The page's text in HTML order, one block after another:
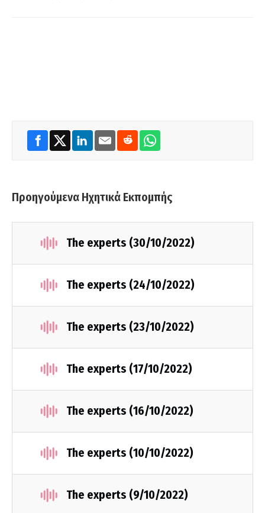
Προηγούμενα Ηχητικά Εκπομπής
The experts (30/10/2022)
The experts (24/10/2022)
The experts (23/10/2022)
The experts (17/10/2022)
The experts (16/10/2022)
The experts (10/10/2022)
The experts (9/10/2022)